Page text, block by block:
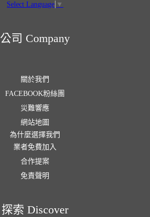
Select Language ▼
公司 Company
關於我們
FACEBOOK粉絲團
災難響應
網站地圖
為什麼選擇我們
業者免費加入
合作提案
免責聲明
探索 Discover